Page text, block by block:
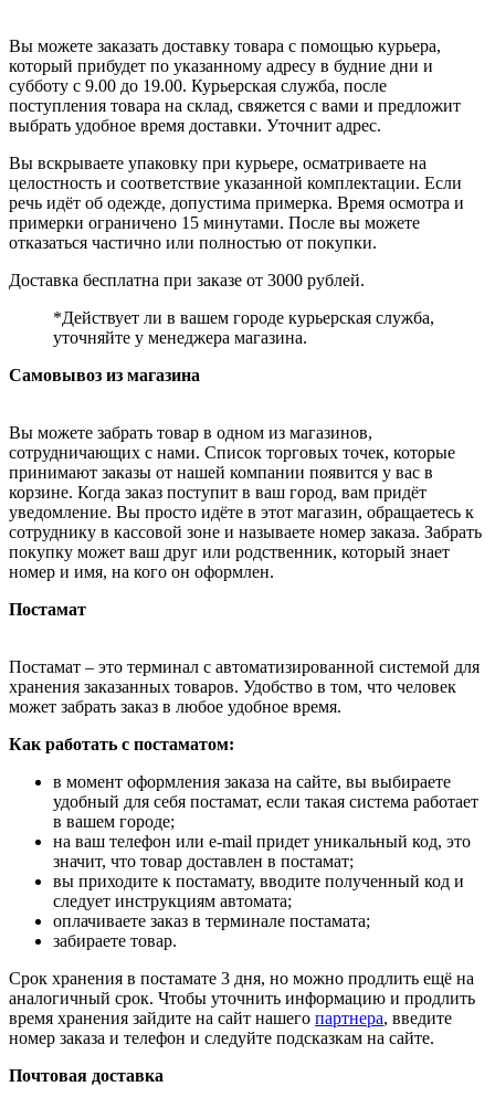
Вы можете заказать доставку товара с помощью курьера,
который прибудет по указанному адресу в будние дни и
субботу с 9.00 до 19.00. Курьерская служба, после
поступления товара на склад, свяжется с вами и предложит
выбрать удобное время доставки. Уточнит адрес.
Вы вскрываете упаковку при курьере, осматриваете на
целостность и соответствие указанной комплектации. Если
речь идёт об одежде, допустима примерка. Время осмотра и
примерки ограничено 15 минутами. После вы можете
отказаться частично или полностью от покупки.
Доставка бесплатна при заказе от 3000 рублей.
*Действует ли в вашем городе курьерская служба,
уточняйте у менеджера магазина.
Самовывоз из магазина
Вы можете забрать товар в одном из магазинов,
сотрудничающих с нами. Список торговых точек, которые
принимают заказы от нашей компании появится у вас в
корзине. Когда заказ поступит в ваш город, вам придёт
уведомление. Вы просто идёте в этот магазин, обращаетесь к
сотруднику в кассовой зоне и называете номер заказа. Забрать
покупку может ваш друг или родственник, который знает
номер и имя, на кого он оформлен.
Постамат
Постамат – это терминал с автоматизированной системой для
хранения заказанных товаров. Удобство в том, что человек
может забрать заказ в любое удобное время.
Как работать с постаматом:
в момент оформления заказа на сайте, вы выбираете
удобный для себя постамат, если такая система работает
в вашем городе;
на ваш телефон или e-mail придет уникальный код, это
значит, что товар доставлен в постамат;
вы приходите к постамату, вводите полученный код и
следует инструкциям автомата;
оплачиваете заказ в терминале постамата;
забираете товар.
Срок хранения в постамате 3 дня, но можно продлить ещё на
аналогичный срок. Чтобы уточнить информацию и продлить
время хранения зайдите на сайт нашего партнера, введите
номер заказа и телефон и следуйте подсказкам на сайте.
Почтовая доставка